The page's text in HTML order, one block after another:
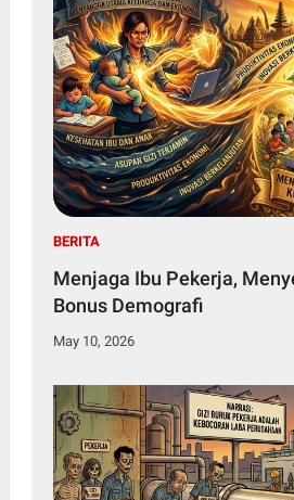
BERITA
Menjaga Ibu Pekerja,
Bonus Demografi
May 10, 2026